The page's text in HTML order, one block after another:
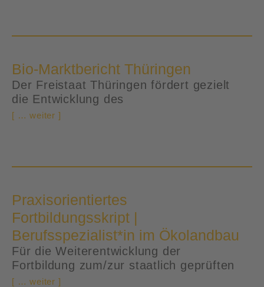
Bio-Marktbericht Thüringen
Der Freistaat Thüringen fördert gezielt
die Entwicklung des
[ … weiter ]
Praxisorientiertes
Fortbildungsskript |
Berufsspezialist*in im Ökolandbau
Für die Weiterentwicklung der
Fortbildung zum/zur staatlich geprüften
[ … weiter ]